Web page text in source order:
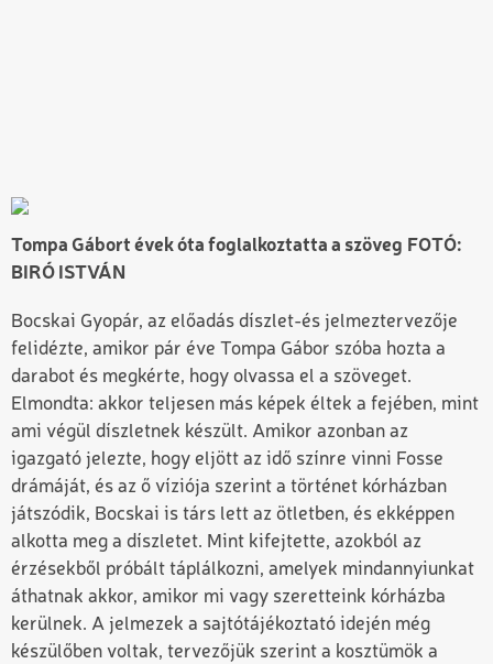
Tompa Gábort évek óta foglalkoztatta a szöveg FOTÓ:
BIRÓ ISTVÁN
Bocskai Gyopár, az előadás díszlet-és jelmeztervezője
felidézte, amikor pár éve Tompa Gábor szóba hozta a
darabot és megkérte, hogy olvassa el a szöveget.
Elmondta: akkor teljesen más képek éltek a fejében, mint
ami végül díszletnek készült. Amikor azonban az
igazgató jelezte, hogy eljött az idő színre vinni Fosse
drámáját, és az ő víziója szerint a történet kórházban
játszódik, Bocskai is társ lett az ötletben, és ekképpen
alkotta meg a díszletet. Mint kifejtette, azokból az
érzésekből próbált táplálkozni, amelyek mindannyiunkat
áthatnak akkor, amikor mi vagy szeretteink kórházba
kerülnek. A jelmezek a sajtótájékoztató idején még
készülőben voltak, tervezőjük szerint a kosztümök a